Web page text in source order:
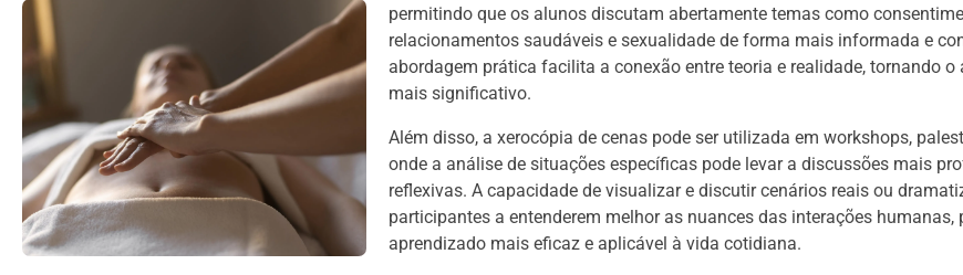
permitindo que os alunos discutam abertamente temas como
relacionamentos saudáveis e sexualidade de forma mais informada e
abordagem prática facilita a conexão entre teoria e realidade, tornando o
mais significativo.
Além disso, a xerocópia de cenas pode ser utilizada em workshops,
onde a análise de situações específicas pode levar a discussões mais
reflexivas. A capacidade de visualizar e discutir cenários reais ou
participantes a entenderem melhor as nuances das interações humanas,
aprendizado mais eficaz e aplicável à vida cotidiana.